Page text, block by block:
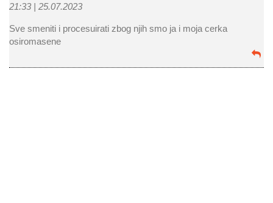
21:33 | 25.07.2023
Sve smeniti i procesuirati zbog njih smo ja i moja cerka
osiromasene